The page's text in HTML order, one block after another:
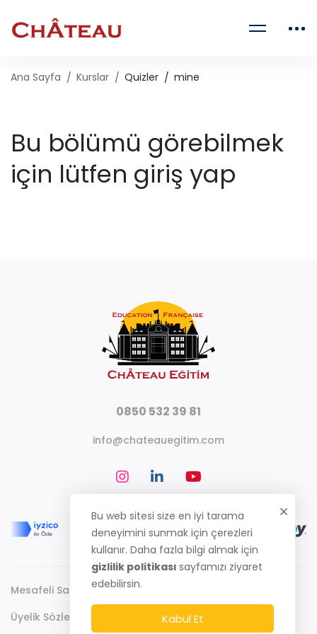
Ana Sayfa Kurslar Quizler mine
Bu bölümü görebilmek
için lütfen giriş yap
0850 532 39 81
info@chateauegitim.com
Mesafeli Satış Sözleşmesi
Üyelik Sözleşmesi
Bu web sitesi size en iyi tarama
deneyimini sunmak için çerezleri
kullanır. Daha fazla bilgi almak için
gizlilik politikası sayfamızı ziyaret
edebilirsin.
Kabul Et